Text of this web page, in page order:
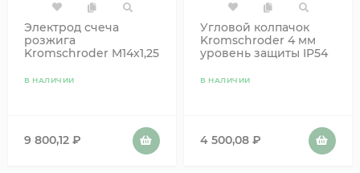
Электрод счеча
розжига
Kromschroder M14x1,25
В НАЛИЧИИ
9 800,12 ₽
Угловой колпачок
Kromschroder 4 мм
уровень защиты IP54
В НАЛИЧИИ
4 500,08 ₽